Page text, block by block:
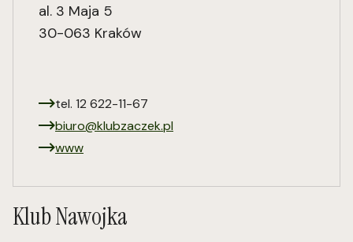
al. 3 Maja 5
30-063 Kraków
tel. 12 622-11-67
biuro@klubzaczek.pl
www
Klub Nawojka